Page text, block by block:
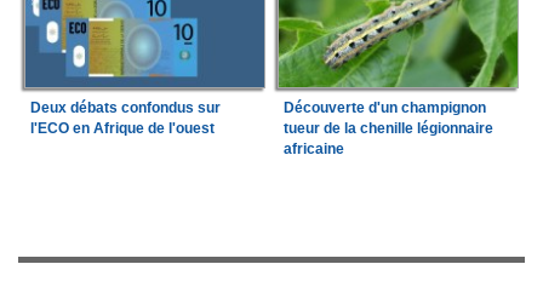
Deux débats confondus sur
l'ECO en Afrique de l'ouest
Découverte d'un champignon
tueur de la chenille légionnaire
africaine